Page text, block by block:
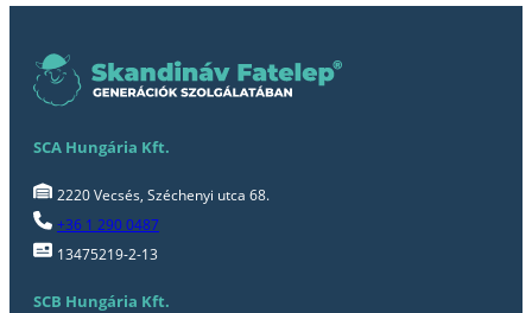
SCA Hungária Kft.
2220 Vecsés, Széchenyi utca 68.
+36 1 290 0487
13475219-2-13
SCB Hungária Kft.